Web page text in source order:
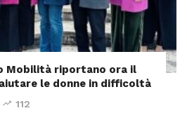
Mobilità riportano ora il
le donne in difficoltà
112